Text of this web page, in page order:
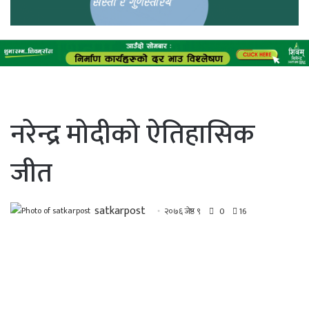
नरेन्द्र मोदीको ऐतिहासिक
जीत
satkarpost २०७६ जेष्ठ ९ 0 16